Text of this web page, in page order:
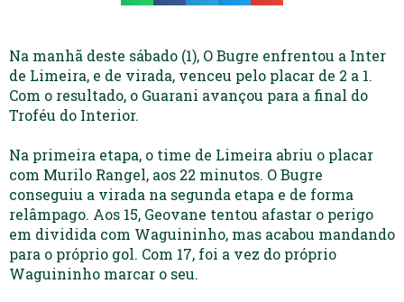
Na manhã deste sábado (1), O Bugre enfrentou a Inter
de Limeira, e de virada, venceu pelo placar de 2 a 1.
Com o resultado, o Guarani avançou para a final do
Troféu do Interior.
Na primeira etapa, o time de Limeira abriu o placar
com Murilo Rangel, aos 22 minutos. O Bugre
conseguiu a virada na segunda etapa e de forma
relâmpago. Aos 15, Geovane tentou afastar o perigo
em dividida com Waguininho, mas acabou mandando
para o próprio gol. Com 17, foi a vez do próprio
Waguininho marcar o seu.